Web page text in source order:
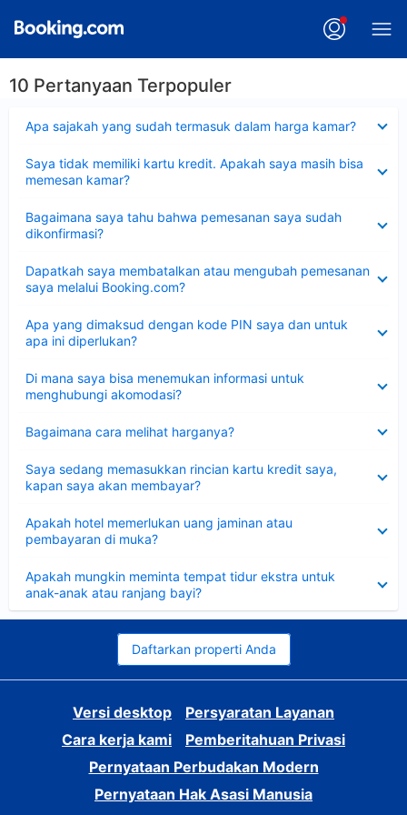
10 Pertanyaan Terpopuler
Apa sajakah yang sudah termasuk dalam harga kamar?
Saya tidak memiliki kartu kredit. Apakah saya masih bisa
memesan kamar?
Bagaimana saya tahu bahwa pemesanan saya sudah
dikonfirmasi?
Dapatkah saya membatalkan atau mengubah pemesanan
saya melalui Booking.com?
Apa yang dimaksud dengan kode PIN saya dan untuk
apa ini diperlukan?
Di mana saya bisa menemukan informasi untuk
menghubungi akomodasi?
Bagaimana cara melihat harganya?
Saya sedang memasukkan rincian kartu kredit saya,
kapan saya akan membayar?
Apakah hotel memerlukan uang jaminan atau
pembayaran di muka?
Apakah mungkin meminta tempat tidur ekstra untuk
anak-anak atau ranjang bayi?
Daftarkan properti Anda
Versi desktop
Persyaratan Layanan
Cara kerja kami
Pemberitahuan Privasi
Pernyataan Perbudakan Modern
Pernyataan Hak Asasi Manusia